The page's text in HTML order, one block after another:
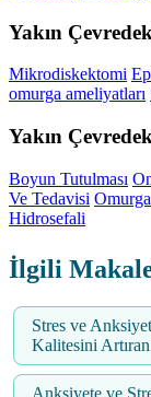
Yakın
Mikrodiskektomi
omurga ameliyatları
Yakın
Boyun Tutulması
Ve Tedavisi
Hidrosefali
İlgili
Stres ve
Kalitesini
Anksiyete ve